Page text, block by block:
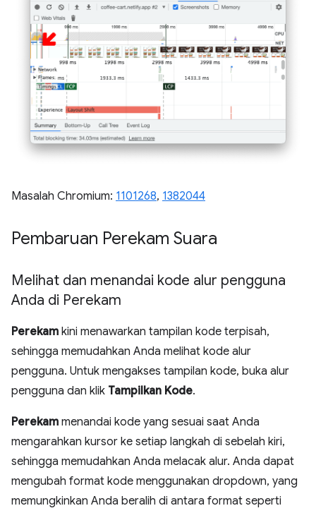
Masalah Chromium: 1101268, 1382044
Pembaruan Perekam Suara
Melihat dan menandai kode alur pengguna
Anda di Perekam
Perekam kini menawarkan tampilan kode terpisah,
sehingga memudahkan Anda melihat kode alur
pengguna. Untuk mengakses tampilan kode, buka alur
pengguna dan klik Tampilkan Kode.
Perekam menandai kode yang sesuai saat Anda
mengarahkan kursor ke setiap langkah di sebelah kiri,
sehingga memudahkan Anda melacak alur. Anda dapat
mengubah format kode menggunakan dropdown, yang
memungkinkan Anda beralih di antara format seperti